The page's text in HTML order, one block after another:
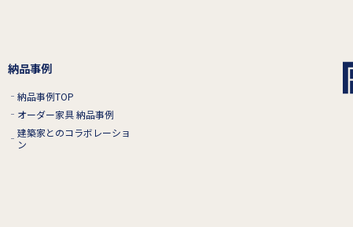
納品事例
納品事例TOP
オーダー家具 納品事例
建築家とのコラボレーショ
ン